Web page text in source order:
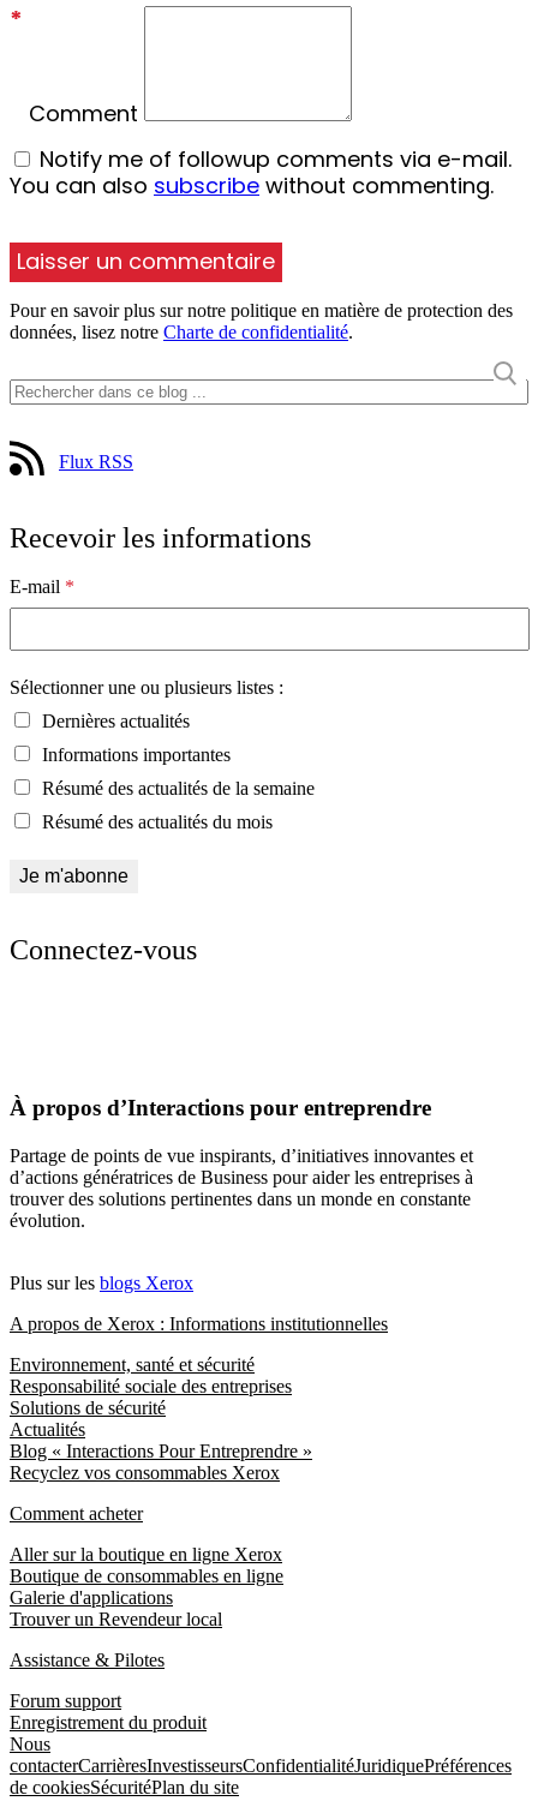
Comment
*
Notify me of followup comments via e-mail.
You can also subscribe without commenting.
Pour en savoir plus sur notre politique en matière de protection des
données, lisez notre Charte de confidentialité.
Flux RSS
Recevoir les informations
E-mail *
Sélectionner une ou plusieurs listes :
Dernières actualités
Informations importantes
Résumé des actualités de la semaine
Résumé des actualités du mois
Connectez-vous
À propos d’Interactions pour entreprendre
Partage de points de vue inspirants, d’initiatives innovantes et
d’actions génératrices de Business pour aider les entreprises à
trouver des solutions pertinentes dans un monde en constante
évolution.
Plus sur les blogs Xerox
A propos de Xerox : Informations institutionnelles
Environnement, santé et sécurité
Responsabilité sociale des entreprises
Solutions de sécurité
Actualités
Blog « Interactions Pour Entreprendre »
Recyclez vos consommables Xerox
Comment acheter
Aller sur la boutique en ligne Xerox
Boutique de consommables en ligne
Galerie d'applications
Trouver un Revendeur local
Assistance & Pilotes
Forum support
Enregistrement du produit
Nous
contacterCarrièresInvestisseursConfidentialitéJuridiquePréférences
de cookiesSécuritéPlan du site